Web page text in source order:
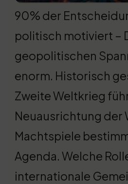
90% der
politisch motiviert –
geopolitischen
enorm. Historisch
Zweite Weltkrieg
Neuausrichtung der
Machtspiele
Agenda. Welche
internationale